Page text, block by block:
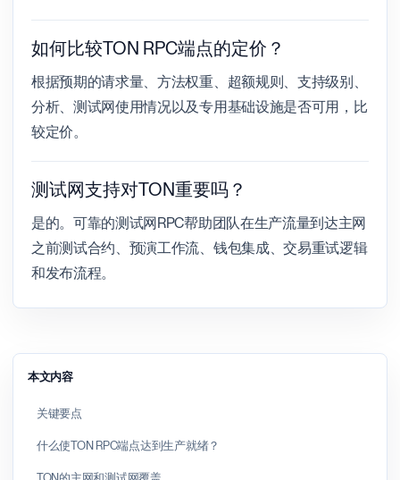
本文内容
关键要点
什么使TON RPC端点达到生产就绪？
如何比较TON RPC端点的定价？
根据预期的请求量、方法权重、超额规则、支持级别、
分析、测试网使用情况以及专用基础设施是否可用，比
较定价。
测试网支持对TON重要吗？
是的。可靠的测试网RPC帮助团队在生产流量到达主网
之前测试合约、预演工作流、钱包集成、交易重试逻辑
和发布流程。